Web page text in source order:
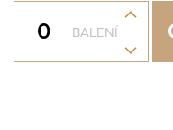
BALENÍ
+
-